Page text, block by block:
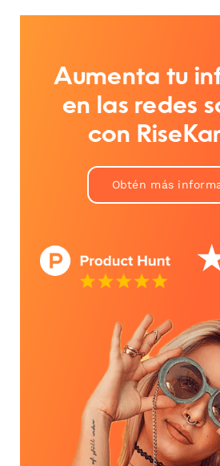
Aumenta tu
en las redes
con
Obtén más